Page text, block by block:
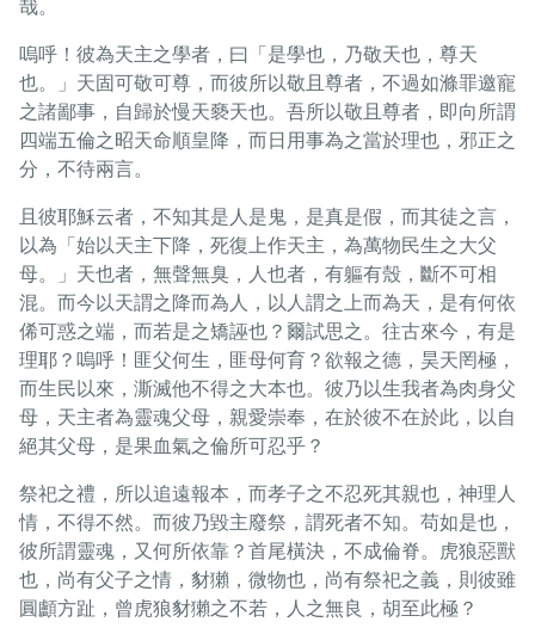
哉。
嗚呼！彼為天主之學者，曰「是學也，乃敬天也，尊天
也。」天固可敬可尊，而彼所以敬且尊者，不過如滌罪邀寵
之諸鄙事，自歸於慢天褻天也。吾所以敬且尊者，即向所謂
四端五倫之昭天命順皇降，而日用事為之當於理也，邪正之
分，不待兩言。
且彼耶穌云者，不知其是人是鬼，是真是假，而其徒之言，
以為「始以天主下降，死復上作天主，為萬物民生之大父
母。」天也者，無聲無臭，人也者，有軀有殼，斷不可相
混。而今以天謂之降而為人，以人謂之上而為天，是有何依
俙可惑之端，而若是之矯誣也？爾試思之。往古來今，有是
理耶？嗚呼！匪父何生，匪母何育？欲報之德，昊天罔極，
而生民以來，澌滅他不得之大本也。彼乃以生我者為肉身父
母，天主者為靈魂父母，親愛崇奉，在於彼不在於此，以自
絕其父母，是果血氣之倫所可忍乎？
祭祀之禮，所以追遠報本，而孝子之不忍死其親也，神理人
情，不得不然。而彼乃毀主廢祭，謂死者不知。苟如是也，
彼所謂靈魂，又何所依靠？首尾橫決，不成倫脊。虎狼惡獸
也，尚有父子之情，豺獺，微物也，尚有祭祀之義，則彼雖
圓顱方趾，曾虎狼豺獺之不若，人之無良，胡至此極？